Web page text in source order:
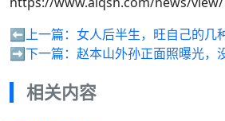
⬅️上一篇： 女人后半生，旺自己的几
➡️下一篇： 赵本山外孙正面照曝光，
相关内容